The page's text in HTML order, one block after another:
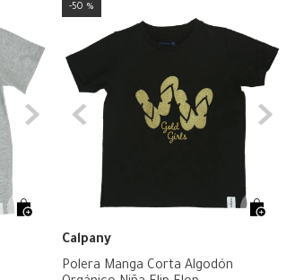
50 %
Calpany
Polera Manga Corta Algodón